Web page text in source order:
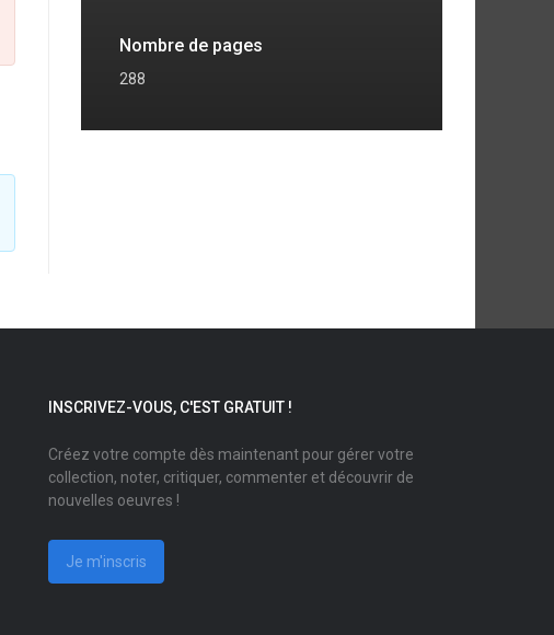
Nombre de pages
288
INSCRIVEZ-VOUS, C'EST GRATUIT !
Créez votre compte dès maintenant pour gérer votre
collection, noter, critiquer, commenter et découvrir de
nouvelles oeuvres !
Je m'inscris